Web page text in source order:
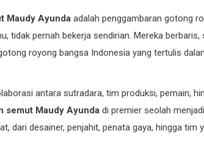
Maudy Ayunda adalah penggambaran gotong
tidak pernah bekerja sendirian. Mereka
royong bangsa Indonesia yang tertulis
antara sutradara, tim produksi, pemain,
semut Maudy Ayunda di premier seolah
dari desainer, penjahit, penata gaya, hingga